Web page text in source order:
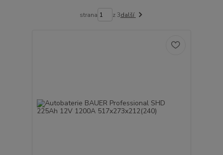
strana z 3další